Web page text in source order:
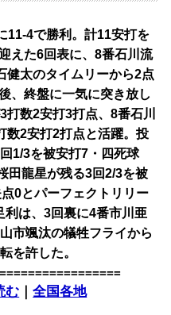
11-4で勝利。計11安打を
えた6回表に、8番石川流
健太のタイムリーから2点
、終盤に一気に突き放し
数2安打3打点、8番石川
数2安打2打点と活躍。投
1/3を被安打7・四死球
田龍星が残る3回2/3を被
0とパーフェクトリリー
利は、3回裏に4番市川亜
市颯汰の犠牲フライから
を許した。
む ｜全国各地